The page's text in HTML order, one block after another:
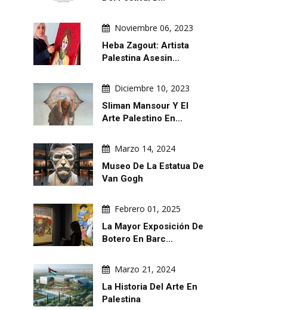
Noviembre 06, 2023
Heba Zagout: Artista
Palestina Asesin...
Diciembre 10, 2023
Sliman Mansour Y El
Arte Palestino En...
Marzo 14, 2024
Museo De La Estatua De
Van Gogh
Febrero 01, 2025
La Mayor Exposición De
Botero En Barc...
Marzo 21, 2024
La Historia Del Arte En
Palestina